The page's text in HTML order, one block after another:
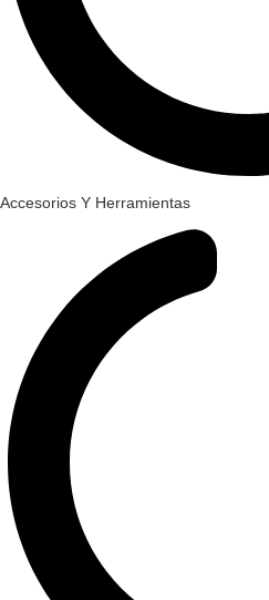
Accesorios Y Herramientas